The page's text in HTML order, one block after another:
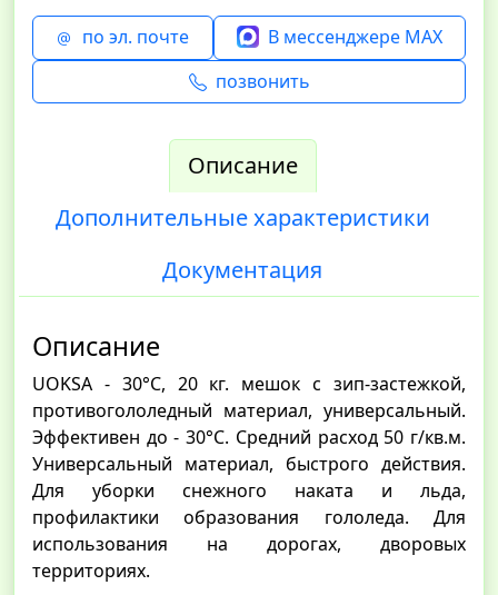
по эл. почте
В мессенджере MAX
позвонить
Описание
Дополнительные характеристики
Документация
Описание
UOKSA - 30°C, 20 кг. мешок с зип-застежкой,
противогололедный материал, универсальный.
Эффективен до - 30°C. Средний расход 50 г/кв.м.
Универсальный материал, быстрого действия.
Для уборки снежного наката и льда,
профилактики образования гололеда. Для
использования на дорогах, дворовых
территориях.